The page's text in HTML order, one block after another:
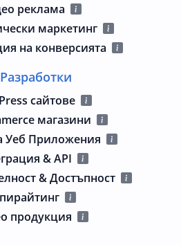
реклама
маркетинг
на конверсията
Разработки
сайтове
магазини
Уеб Приложения
& API
& Достъпност
продукция